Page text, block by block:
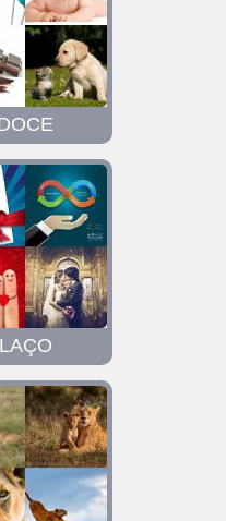
LAÇO